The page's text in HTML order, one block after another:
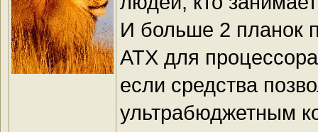
И больше 2 планок
ATX для
если средства
ультрабюджетным